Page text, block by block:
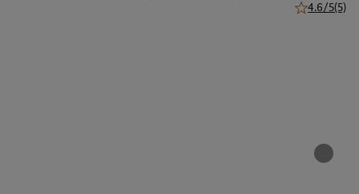
4.6/5(5)